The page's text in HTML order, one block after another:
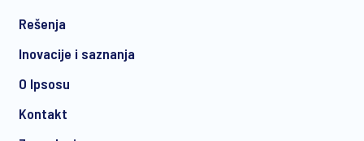
Rešenja
Inovacije i saznanja
O Ipsosu
Kontakt